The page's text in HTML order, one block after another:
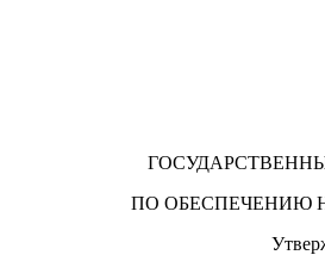
ПО ОБЕСПЕЧЕНИЮ